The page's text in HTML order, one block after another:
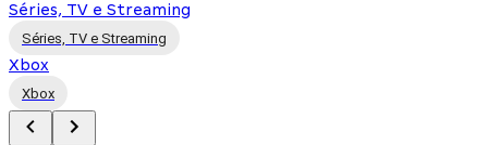
Séries, TV e Streaming
Séries, TV e Streaming
Xbox
Xbox